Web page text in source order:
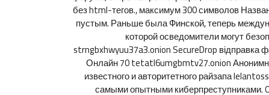
без html-тегов., максимум 300 символов
пустым. Раньше была Финской, теперь
которой осведомители могут
strngbxhwyuu37a3.onion SecureDrop відправка
Онлайн 70 tetatl6umgbmtv27.onion
известного и авторитетного райзапа
самыми опытными киберпреступниками.